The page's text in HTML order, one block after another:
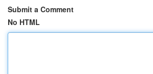
Submit a Comment
No HTML